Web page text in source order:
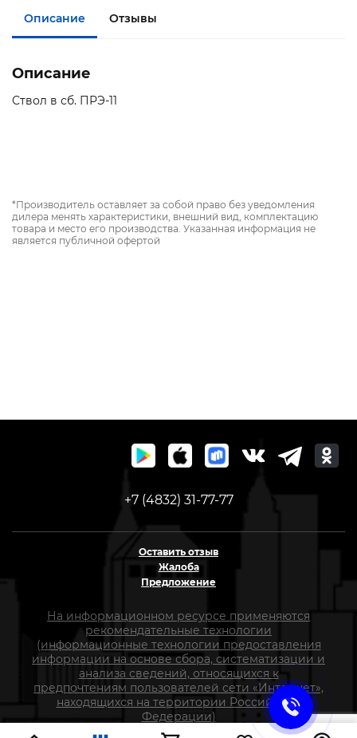
Описание Отзывы
Описание
Ствол в сб. ПРЭ-11
*Производитель оставляет за собой право без уведомления
дилера менять характеристики, внешний вид, комплектацию
товара и место его производства. Указанная информация не
является публичной офертой
+7 (4832) 31-77-77
Оставить отзыв
Жалоба
Предложение
На информационном ресурсе применяются
рекомендательные технологии
(информационные технологии предоставления
информации на основе сбора, систематизации и
анализа сведений, относящихся к
предпочтениям пользователей сети «Интернет»,
находящихся на территории Российской
Федерации)